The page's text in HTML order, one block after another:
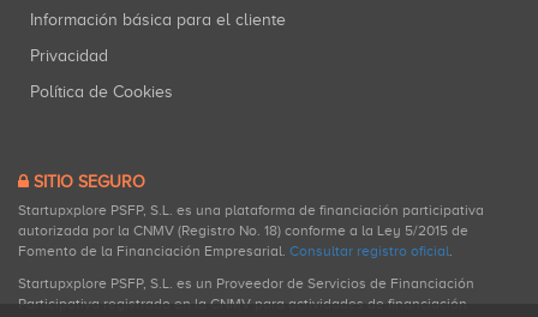
Información básica para el cliente
Privacidad
Política de Cookies
SITIO SEGURO
Startupxplore PSFP, S.L. es una plataforma de financiación participativa
autorizada por la CNMV (Registro No. 18) conforme a la Ley 5/2015 de
Fomento de la Financiación Empresarial. Consultar registro oficial.
Startupxplore PSFP, S.L. es un Proveedor de Servicios de Financiación
Participativa registrado en la CNMV para actividades de financiación